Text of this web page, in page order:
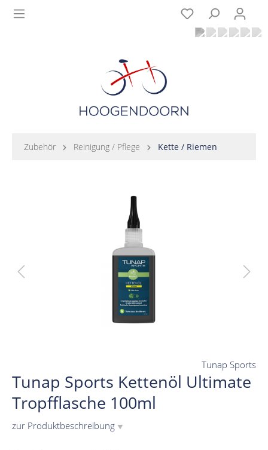
Zubehör Reinigung / Pflege Kette / Riemen
Tunap Sports Kettenöl Ultimate
Tropfflasche 100ml
zur Produktbeschreibung ▼
Tunap Sports